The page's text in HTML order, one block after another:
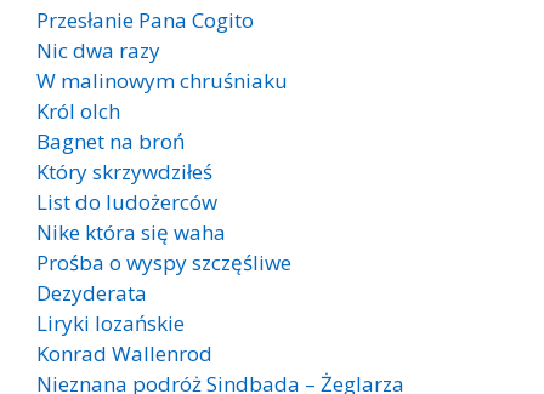
Przesłanie Pana Cogito
Nic dwa razy
W malinowym chruśniaku
Król olch
Bagnet na broń
Który skrzywdziłeś
List do ludożerców
Nike która się waha
Prośba o wyspy szczęśliwe
Dezyderata
Liryki lozańskie
Konrad Wallenrod
Nieznana podróż Sindbada – Żeglarza